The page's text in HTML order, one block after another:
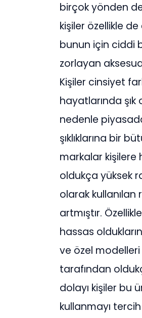
birçok yönden
kişiler özellikle
bunun için ciddi
zorlayan
Kişiler cinsiyet
hayatlarında
nedenle
şıklıklarına bir
markalar kişilere
oldukça yüksek
olarak kullanılan
artmıştır.
hassas
ve özel modelleri
tarafından
dolayı kişiler bu
kullanmayı